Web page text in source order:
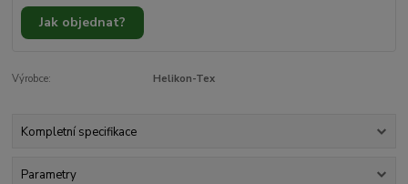
Jak objednat?
Výrobce: Helikon-Tex
Kompletní specifikace
Parametry